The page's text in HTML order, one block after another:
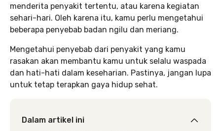
menderita penyakit tertentu, atau karena kegiatan
sehari-hari. Oleh karena itu, kamu perlu mengetahui
beberapa penyebab badan ngilu dan meriang.
Mengetahui penyebab dari penyakit yang kamu
rasakan akan membantu kamu untuk selalu waspada
dan hati-hati dalam keseharian. Pastinya, jangan lupa
untuk tetap terapkan gaya hidup sehat.
Dalam artikel ini